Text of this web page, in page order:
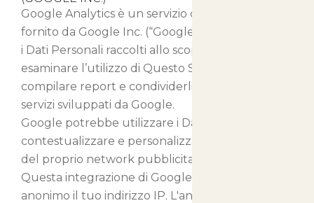
Google Analytics è un servizio di analisi web
fornito da Google Inc. (“Google”). Google utilizza
i Dati Personali raccolti allo scopo di tracciare ed
esaminare l’utilizzo di Questo Sito Web,
compilare report e condividerli con gli altri
servizi sviluppati da Google.
Google potrebbe utilizzare i Dati Personali per
contestualizzare e personalizzare gli annunci
del proprio network pubblicitario.
Questa integrazione di Google Analytics rende
anonimo il tuo indirizzo IP. L'anonimizzazione